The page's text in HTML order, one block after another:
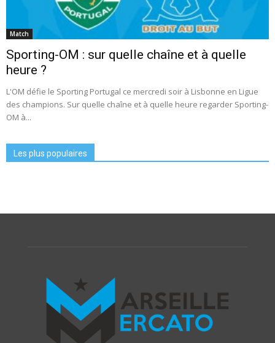
Match
Sporting-OM : sur quelle chaîne et à quelle
heure ?
L'OM défie le Sporting Portugal ce mercredi soir à Lisbonne en Ligue
des champions. Sur quelle chaîne et à quelle heure regarder Sporting-
OM à...
Les plus populaires